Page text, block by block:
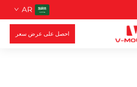
AR
احصل على عرض سعر